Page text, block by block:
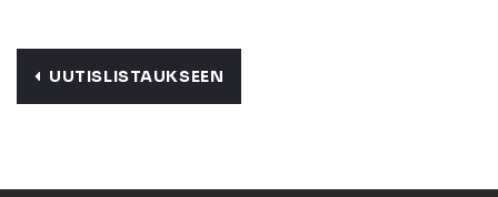
UUTISLISTAUKSEEN